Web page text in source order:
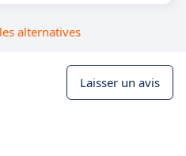
alternatives
Laisser un avis